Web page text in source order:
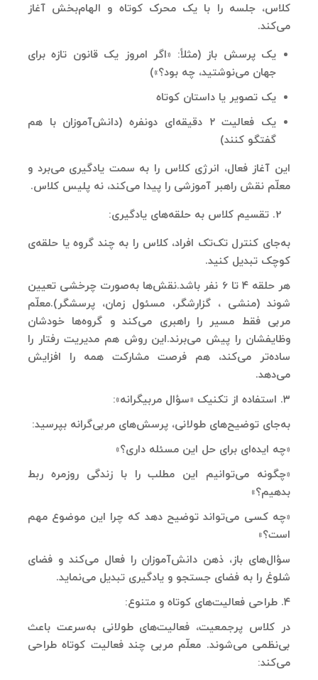
کلاس، جلسه را با یک محرک کوتاه و الهام‌بخش آغاز
می‌کند.
یک پرسش باز (مثلاً: «اگر امروز یک قانون تازه برای
جهان می‌نوشتید، چه بود؟»)
یک تصویر یا داستان کوتاه
یک فعالیت ۲ دقیقه‌ای دونفره (دانش‌آموزان با هم
گفتگو کنند)
این آغاز فعال، انرژی کلاس را به سمت یادگیری می‌برد و
معلّم نقش راهبر آموزشی را پیدا می‌کند، نه پلیس کلاس.
تقسیم کلاس به حلقه‌های یادگیری:
به‌جای کنترل تک‌تک افراد، کلاس را به چند گروه یا حلقه‌ی
کوچک تبدیل کنید.
هر حلقه ۴ تا 6 نفر باشد.نقش‌ها به‌صورت چرخشی تعیین
شوند (منشی ، گزارشگر، مسئول زمان، پرسشگر).معلّم
مربی فقط مسیر را راهبری می‌کند و گروه‌ها خودشان
وظایفشان را پیش می‌برند.این روش هم مدیریت رفتار را
ساده‌تر می‌کند، هم فرصت مشارکت همه را افزایش
می‌دهد.
۳. استفاده از تکنیک «سؤال مربیگرانه»:
به‌جای توضیح‌های طولانی، پرسش‌های مربی‌گرانه بپرسید:
«چه ایده‌ای برای حل این مسئله داری؟»
«چگونه می‌توانیم این مطلب را با زندگی روزمره ربط
بدهیم؟»
«چه کسی می‌تواند توضیح دهد که چرا این موضوع مهم
است؟»
سؤال‌های باز، ذهن دانش‌آموزان را فعال می‌کند و فضای
شلوغ را به فضای جستجو و یادگیری تبدیل می‌نماید.
۴. طراحی فعالیت‌های کوتاه و متنوع:
در کلاس پرجمعیت، فعالیت‌های طولانی به‌سرعت باعث
بی‌نظمی می‌شوند. معلّم مربی چند فعالیت کوتاه طراحی
می‌کند: